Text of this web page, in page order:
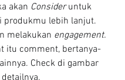
akan Consider untuk
produkmu lebih lanjut.
melakukan engagement.
itu comment, bertanya-
Check di gambar